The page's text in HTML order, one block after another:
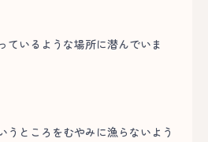
ているような場所に潜んでいま
うところをむやみに漁らないよう